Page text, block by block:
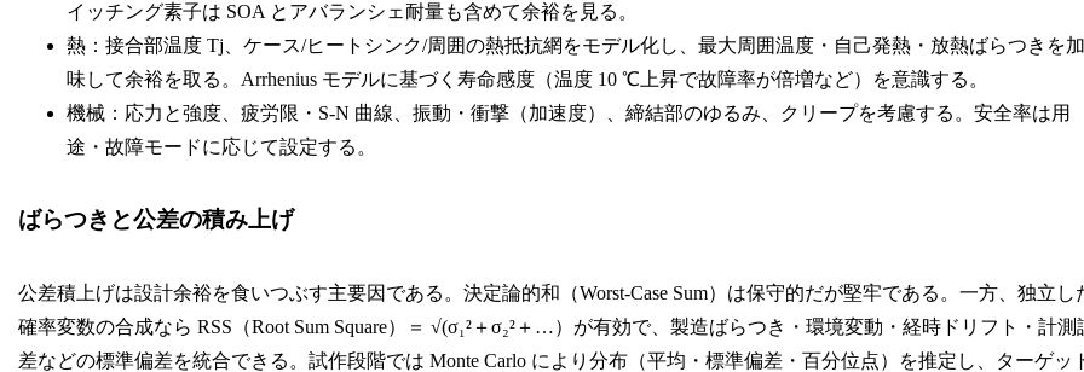
イッチング素子は SOA とアバランシェ耐量も含めて余裕を見る。
熱：接合部温度 Tj、ケース/ヒートシンク/周囲の熱抵抗網をモデル化し、最大周囲温度・自己発熱・放熱ばらつきを加
味して余裕を取る。Arrhenius モデルに基づく寿命感度（温度 10 ℃上昇で故障率が倍増など）を意識する。
機械：応力と強度、疲労限・S-N 曲線、振動・衝撃（加速度）、締結部のゆるみ、クリープを考慮する。安全率は用
途・故障モードに応じて設定する。
ばらつきと公差の積み上げ
公差積上げは設計余裕を食いつぶす主要因である。決定論的和（Worst-Case Sum）は保守的だが堅牢である。一方、独立し
確率変数の合成なら RSS（Root Sum Square）＝ √(σ₁²＋σ₂²＋…）が有効で、製造ばらつき・環境変動・経時ドリフト・計測
差などの標準偏差を統合できる。試作段階では Monte Carlo により分布（平均・標準偏差・百分位点）を推定し、ターゲッ